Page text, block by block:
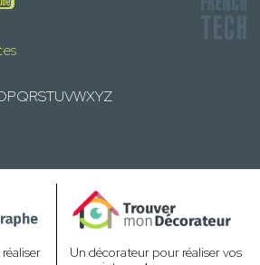
PQRSTUVWXYZ
Un décorateur pour réaliser vos